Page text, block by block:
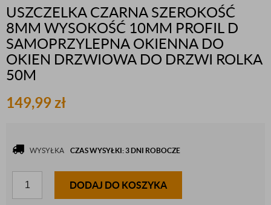
USZCZELKA CZARNA SZEROKOŚĆ
8MM WYSOKOŚĆ 10MM PROFIL D
SAMOPRZYLEPNA OKIENNA DO
OKIEN DRZWIOWA DO DRZWI ROLKA
50M
149,99zł
WYSYŁKA CZAS WYSYŁKI: 3 DNI ROBOCZE
DODAJ DO KOSZYKA